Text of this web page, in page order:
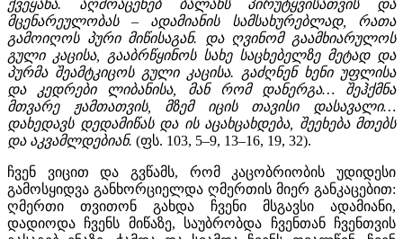
ქვეყანა. აღმოაცენებ ბალახს პირუტყვისათვის და
მცენარეულობას – ადამიანის სამსახურებლად, რათა
გამოიღოს პური მიწისაგან. და ღვინომ გაამხიარულოს
გული კაცისა, გააბრწყინოს სახე საცხებელზე მეტად და
პურმა შეამტკიცოს გული კაცისა. გაძღნენ ხენი უფლისა
და კედრები ლიბანისა, მან რომ დანერგა… შეჰქმნა
მთვარე ჟამთათვის, მზემ იცის თავისი დასავალი…
დახედავს დედამიწას და ის აცახცახდება, შეეხება მთებს
და აკვამლდებიან. (ფს. 103, 5–9, 13–16, 19, 32).
ჩვენ ვიცით და გვწამს, რომ კაცობრიობის უდიდესი
გამოსყიდვა განხორციელდა ღმერთის მიერ განკაცებით:
ღმერთი თვითონ გახდა ჩვენი მსგავსი ადამიანი,
დადიოდა ჩვენს მიწაზე, საუბრობდა ჩვენთან ჩვენთვის